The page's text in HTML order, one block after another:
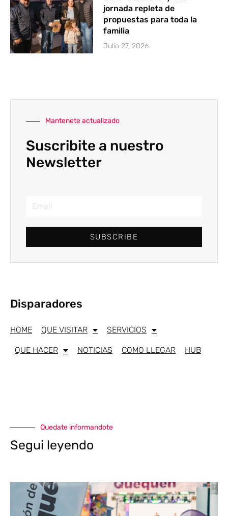
jornada repleta de
propuestas para toda la
familia
Julio 27, 2026
Mantenete actualizado
Suscribite a nuestro
Newsletter
SUBSCRIBE
Disparadores
HOME QUE VISITAR SERVICIOS
QUE HACER NOTICIAS COMO LLEGAR HUB
Quedate informandote
Segui leyendo